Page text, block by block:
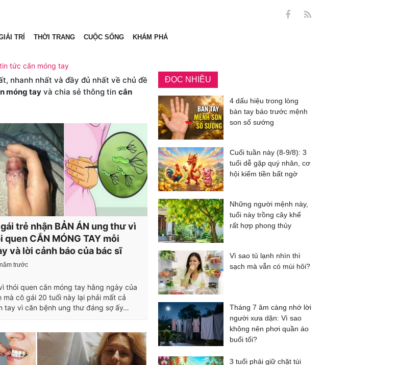
TRÍ THỜI TRANG CUỘC SỐNG KHÁM PHÁ
tức cắn móng tay
nhanh nhất và đầy đủ nhất về chủ đề
móng tay và chia sẻ thông tin cắn
trẻ nhận BẢN ÁN ung thư vì
quen CẮN MÓNG TAY mỗi
và lời cảnh báo của bác sĩ
trước
thói quen cắn móng tay hằng ngày của
mà cô gái 20 tuổi này lại phải mất cả
tay vì căn bệnh ung thư đáng sợ ấy…
ĐỌC NHIỀU
4 dấu hiệu trong lòng
bàn tay báo trước mệnh
son số sướng
Cuối tuần này (8-9/8): 3
tuổi dễ gặp quý nhân, cơ
hội kiếm tiền bất ngờ
Những người mệnh này,
tuổi này trồng cây khế
rất hợp phong thủy
Vì sao tủ lạnh nhìn thì
sạch mà vẫn có mùi hôi?
Tháng 7 âm càng nhớ lời
người xưa dặn: Vì sao
không nên phơi quần áo
buổi tối?
3 tuổi phải giữ chặt túi